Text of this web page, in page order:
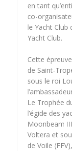
en tant
co-
le Yacht
Yacht Club.
Cette
de Saint-
sous le roi
Le Trophée
l’égide des
Moonbeam
Voltera et
de Voile